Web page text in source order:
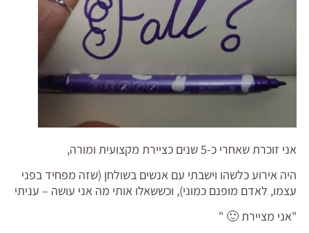
אני זוכרת שאחרי כ-5 שנים כציירת מקצועית ומורה,
היה אירוע כלשהו וישבתי עם אנשים בשולחן (שזה מפחיד בפני
עצמו, לאדם מופנם כמוני), וכששאלו אותי מה אני עושה – עניתי
"אני מציירת 🙂 "